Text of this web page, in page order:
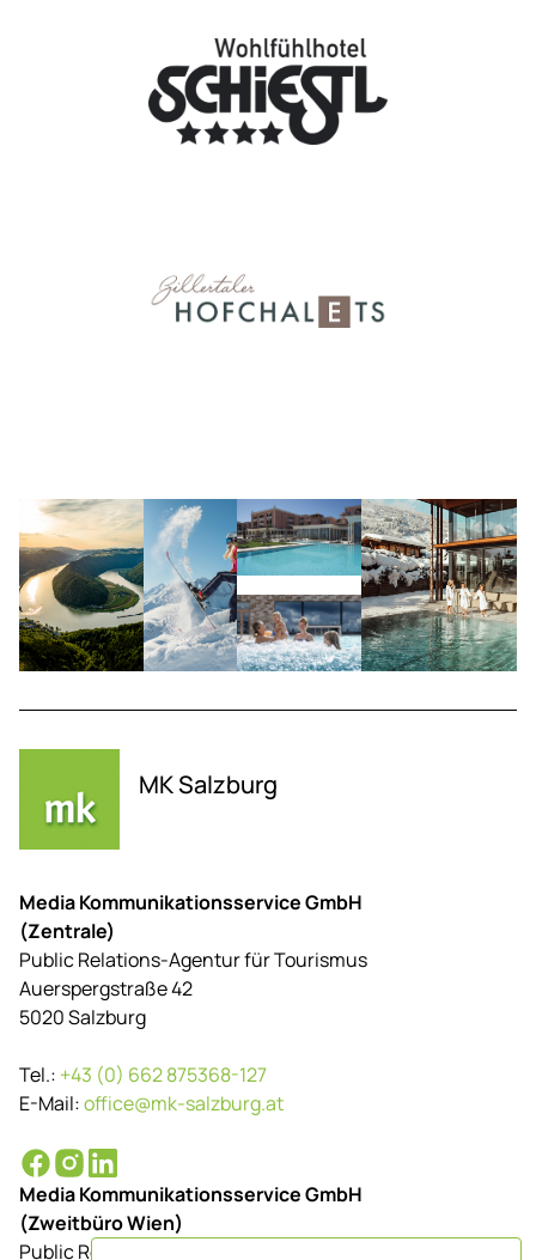
MK Salzburg
Media Kommunikationsservice GmbH
(Zentrale)
Public Relations-Agentur für Tourismus
Auerspergstraße 42
5020 Salzburg
Tel.: +43 (0) 662 875368-127
E-Mail:office@mk-salzburg.at
Media Kommunikationsservice GmbH
(Zweitbüro Wien)
Public Relations-Agentur für Tourismus